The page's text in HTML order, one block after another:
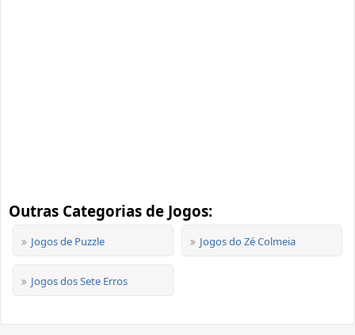
Outras Categorias de Jogos:
Jogos de Puzzle Jogos do Zé Colmeia
Jogos dos Sete Erros